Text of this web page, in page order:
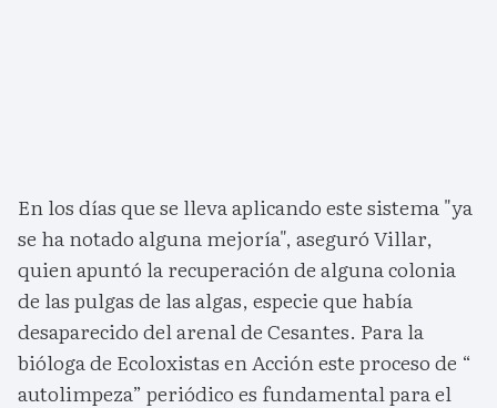
En los días que se lleva aplicando este sistema "ya
se ha notado alguna mejoría", aseguró Villar,
quien apuntó la recuperación de alguna colonia
de las pulgas de las algas, especie que había
desaparecido del arenal de Cesantes. Para la
bióloga de Ecoloxistas en Acción este proceso de “
autolimpeza” periódico es fundamental para el